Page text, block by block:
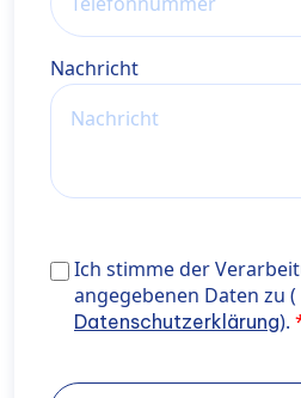
Nachricht
Ich stimme der
Daten zu ( siehe <a
privatklinik.com/
Ich stimme der
angegebenen Daten zu (
Datenschutzerklärung).